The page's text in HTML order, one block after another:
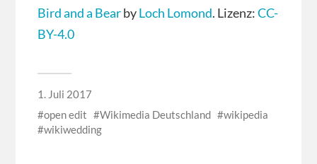
Bird and a BearbyLoch Lomond. Lizenz:CC-
BY-4.0
1. Juli 2017
open edit
Wikimedia Deutschland
wikipedia
wikiwedding